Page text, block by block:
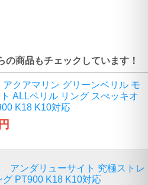
の商品もチェックしています！
アクアマリン グリーンベリル モ
ALLベリル リング スぺッキオ
K18 K10対応
アンダリューサイト 究極ストレ
グ PT900 K18 K10対応